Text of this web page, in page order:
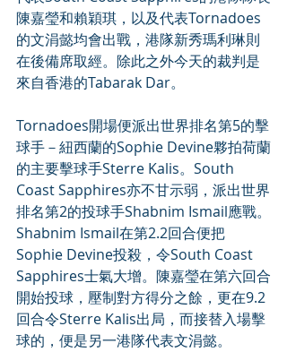
陳嘉瑩和賴穎琪，以及代表Tornadoes
的文涓懿均會出戰，港隊新秀瑪利琳則
在後備席取經。除此之外今天的裁判是
來自香港的Tabarak Dar。
Tornadoes開場便派出世界排名第5的擊
球手－紐西蘭的Sophie Devine夥拍荷蘭
的主要擊球手Sterre Kalis。South
Coast Sapphires亦不甘示弱，派出世界
排名第2的投球手Shabnim Ismail應戰。
Shabnim Ismail在第2.2回合便把
Sophie Devine投殺，令South Coast
Sapphires士氣大增。陳嘉瑩在第六回合
開始投球，壓制對方得分之餘，更在9.2
回合令Sterre Kalis出局，而接替入場擊
球的，便是另一港隊代表文涓懿。